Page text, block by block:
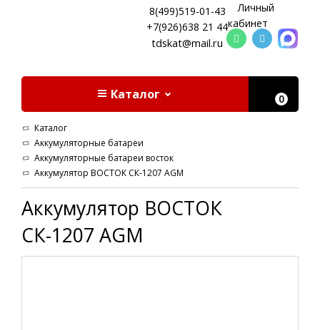
8(499)519-01-43
+7(926)638 21 44
tdskat@mail.ru
Личный
кабинет
Каталог 0
Каталог
Аккумуляторные батареи
Аккумуляторные батареи восток
Аккумулятор ВОСТОК СК-1207 AGM
Аккумулятор ВОСТОК
СК-1207 AGM